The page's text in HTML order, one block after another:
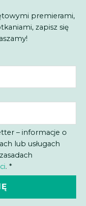
premierami,
zapisz się
– informacje o
lub usługach
. *